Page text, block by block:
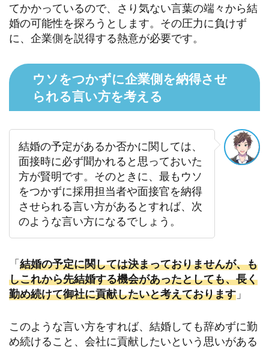
てかかっているので、さり気ない言葉の端々から結
婚の可能性を探ろうとします。その圧力に負けず
に、企業側を説得する熱意が必要です。
ウソをつかずに企業側を納得させ
られる言い方を考える
結婚の予定があるか否かに関しては、
面接時に必ず聞かれると思っておいた
方が賢明です。そのときに、最もウソ
をつかずに採用担当者や面接官を納得
させられる言い方があるとすれば、次
のような言い方になるでしょう。
「結婚の予定に関しては決まっておりませんが、も
しこれから先結婚する機会があったとしても、長く
勤め続けて御社に貢献したいと考えております 」
このような言い方をすれば、結婚しても辞めずに勤
め続けること、会社に貢献したいという思いがある